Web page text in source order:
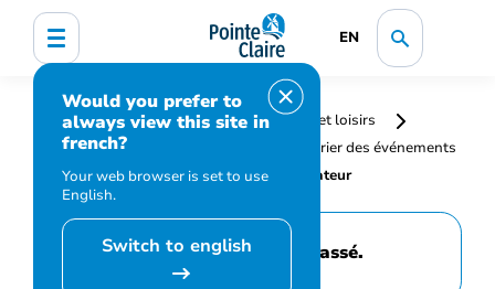
EN
Would you prefer to
always view this site in
french?
Your web browser is set to use
English.
Switch to english
Accueil
Bibliothèque, culture, sports et loisirs
Programmation et inscription
Calendrier des événements
et activités
Yoga flow doux et réparateur
Cet événement est passé.